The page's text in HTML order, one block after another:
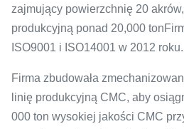
zajmujący powierzchnię 20
produkcyjną ponad 20,000
ISO9001 i ISO14001 w 2012 roku.
Firma zbudowała
linię produkcyjną CMC, aby
000 ton wysokiej jakości CMC